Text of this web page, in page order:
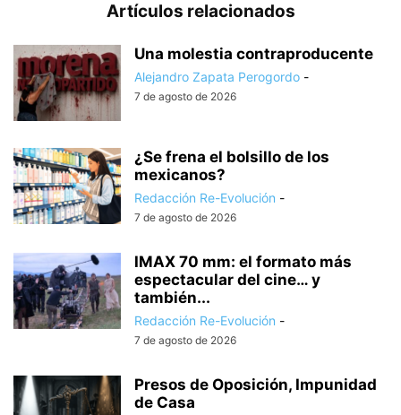
Artículos relacionados
Una molestia contraproducente
Alejandro Zapata Perogordo -
7 de agosto de 2026
¿Se frena el bolsillo de los
mexicanos?
Redacción Re-Evolución -
7 de agosto de 2026
IMAX 70 mm: el formato más
espectacular del cine… y
también...
Redacción Re-Evolución -
7 de agosto de 2026
Presos de Oposición, Impunidad
de Casa